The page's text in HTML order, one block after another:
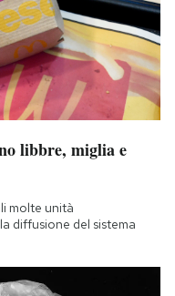
libbre, miglia e
molte unità
diffusione del sistema